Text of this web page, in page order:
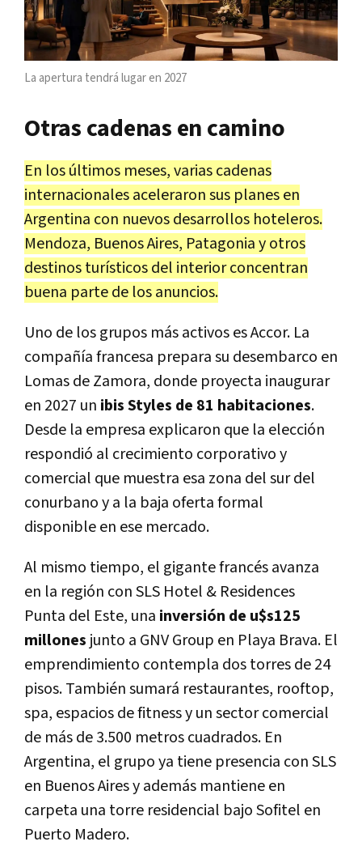
La apertura tendrá lugar en 2027
Otras cadenas en camino
En los últimos meses, varias cadenas
internacionales aceleraron sus planes en
Argentina con nuevos desarrollos hoteleros.
Mendoza, Buenos Aires, Patagonia y otros
destinos turísticos del interior concentran
buena parte de los anuncios.
Uno de los grupos más activos es Accor. La
compañía francesa prepara su desembarco en
Lomas de Zamora, donde proyecta inaugurar
en 2027 un ibis Styles de 81 habitaciones.
Desde la empresa explicaron que la elección
respondió al crecimiento corporativo y
comercial que muestra esa zona del sur del
conurbano y a la baja oferta formal
disponible en ese mercado.
Al mismo tiempo, el gigante francés avanza
en la región con SLS Hotel & Residences
Punta del Este, una inversión de u$s125
millones junto a GNV Group en Playa Brava. El
emprendimiento contempla dos torres de 24
pisos. También sumará restaurantes, rooftop,
spa, espacios de fitness y un sector comercial
de más de 3.500 metros cuadrados. En
Argentina, el grupo ya tiene presencia con SLS
en Buenos Aires y además mantiene en
carpeta una torre residencial bajo Sofitel en
Puerto Madero.